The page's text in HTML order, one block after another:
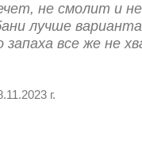
не смолит и
лучше
запаха все же не
г.